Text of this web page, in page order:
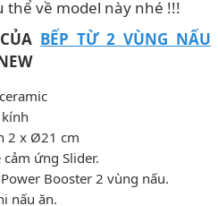
về model này nhé !!!
BẾP TỪ 2 VÙNG NẤU
2 x Ø21 cm
ứng Slider.
Booster 2 vùng nấu.
nấu ăn.